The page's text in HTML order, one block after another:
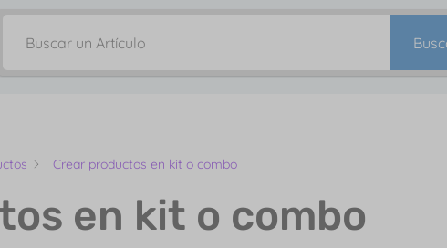
Crear productos en kit o combo
en kit o combo